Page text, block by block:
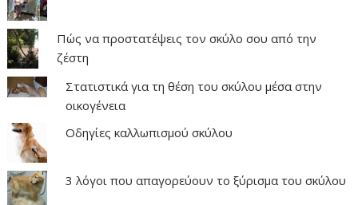
Πώς να προστατέψεις τον σκύλο σου από την
ζέστη
Στατιστικά για τη θέση του σκύλου μέσα στην
οικογένεια
Οδηγίες καλλωπισμού σκύλου
3 λόγοι που απαγορεύουν το ξύρισμα του σκύλου